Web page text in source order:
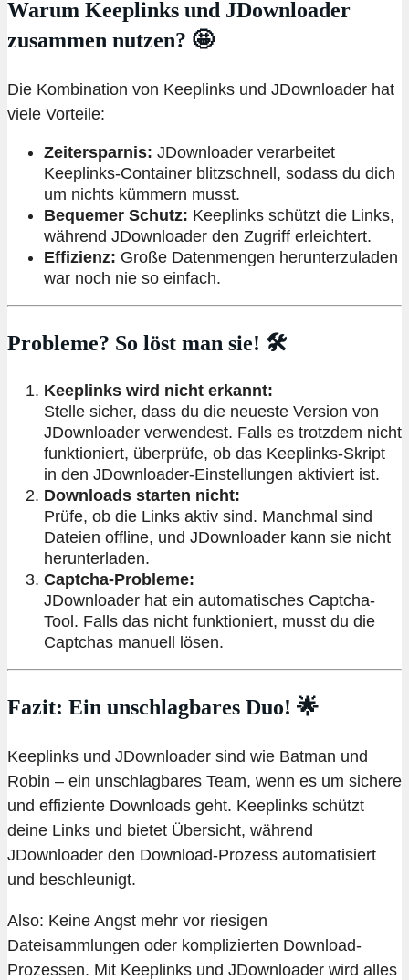
Warum Keeplinks und JDownloader
zusammen nutzen? 🤩
Die Kombination von Keeplinks und JDownloader hat
viele Vorteile:
Zeitersparnis: JDownloader verarbeitet
Keeplinks-Container blitzschnell, sodass du dich
um nichts kümmern musst.
Bequemer Schutz: Keeplinks schützt die Links,
während JDownloader den Zugriff erleichtert.
Effizienz: Große Datenmengen herunterzuladen
war noch nie so einfach.
Probleme? So löst man sie! 🛠️
Keeplinks wird nicht erkannt:
Stelle sicher, dass du die neueste Version von
JDownloader verwendest. Falls es trotzdem nicht
funktioniert, überprüfe, ob das Keeplinks-Skript
in den JDownloader-Einstellungen aktiviert ist.
Downloads starten nicht:
Prüfe, ob die Links aktiv sind. Manchmal sind
Dateien offline, und JDownloader kann sie nicht
herunterladen.
Captcha-Probleme:
JDownloader hat ein automatisches Captcha-
Tool. Falls das nicht funktioniert, musst du die
Captchas manuell lösen.
Fazit: Ein unschlagbares Duo! 🌟
Keeplinks und JDownloader sind wie Batman und
Robin – ein unschlagbares Team, wenn es um sichere
und effiziente Downloads geht. Keeplinks schützt
deine Links und bietet Übersicht, während
JDownloader den Download-Prozess automatisiert
und beschleunigt.
Also: Keine Angst mehr vor riesigen
Dateisammlungen oder komplizierten Download-
Prozessen. Mit Keeplinks und JDownloader wird alles